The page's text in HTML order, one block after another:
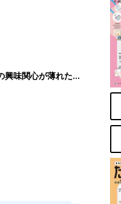
味関心が薄れた気